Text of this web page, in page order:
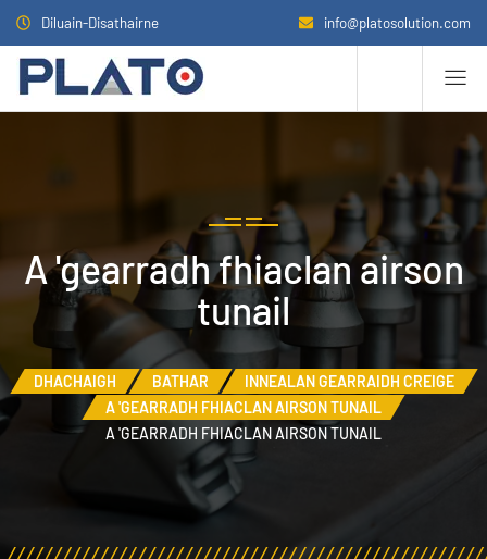
Diluain-Disathairne info@platosolution.com
A 'gearradh fhiaclan airson
tunail
DHACHAIGH BATHAR
INNEALAN GEARRAIDH CREIGE
A 'GEARRADH FHIACLAN AIRSON TUNAIL
A 'GEARRADH FHIACLAN AIRSON TUNAIL